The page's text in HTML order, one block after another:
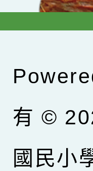
有 ©
國民小